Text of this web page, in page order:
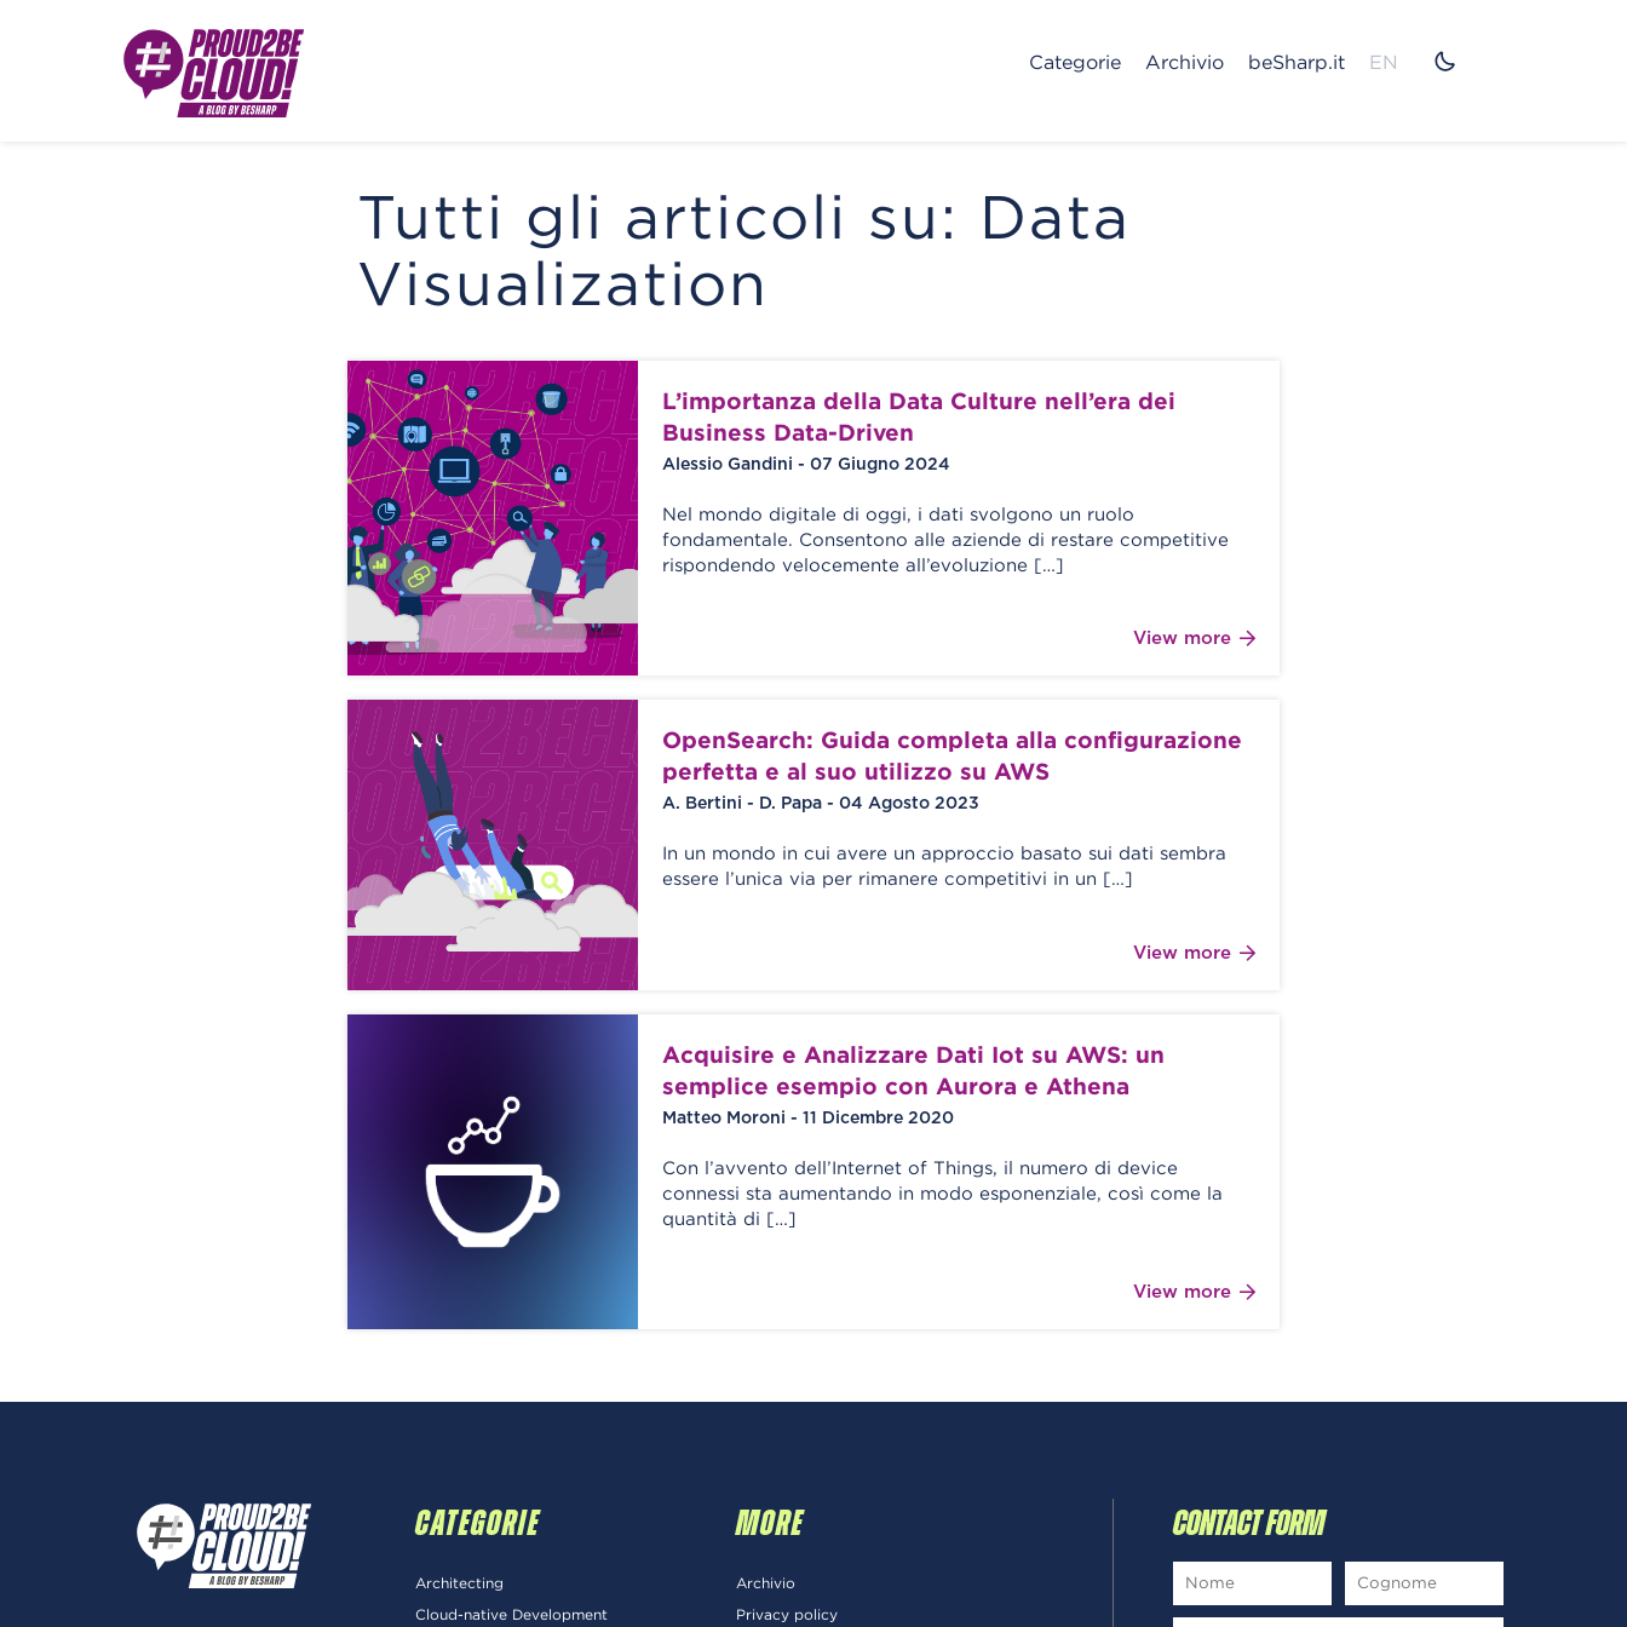
Categorie Archivio beSharp.it EN
Tutti gli articoli su: Data
Visualization
L’importanza della Data Culture nell’era dei
Business Data-Driven
Alessio Gandini - 07 Giugno 2024
Nel mondo digitale di oggi, i dati svolgono un ruolo
fondamentale. Consentono alle aziende di restare competitive
rispondendo velocemente all’evoluzione […]
View more
OpenSearch: Guida completa alla configurazione
perfetta e al suo utilizzo su AWS
A. Bertini - D. Papa - 04 Agosto 2023
In un mondo in cui avere un approccio basato sui dati sembra
essere l’unica via per rimanere competitivi in un […]
View more
Acquisire e Analizzare Dati Iot su AWS: un
semplice esempio con Aurora e Athena
Matteo Moroni - 11 Dicembre 2020
Con l’avvento dell’Internet of Things, il numero di device
connessi sta aumentando in modo esponenziale, così come la
quantità di […]
View more
CATEGORIE
Architecting
Cloud-native Development
MORE
Archivio
Privacy policy
CONTACT FORM